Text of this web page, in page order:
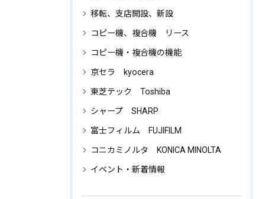
移転、支店開設、新設
コピー機、複合機 リース
コピー機・複合機の機能
京セラ kyocera
東芝テック Toshiba
シャープ SHARP
富士フィルム FUJIFILM
コニカミノルタ KONICA MINOLTA
イベント・新着情報